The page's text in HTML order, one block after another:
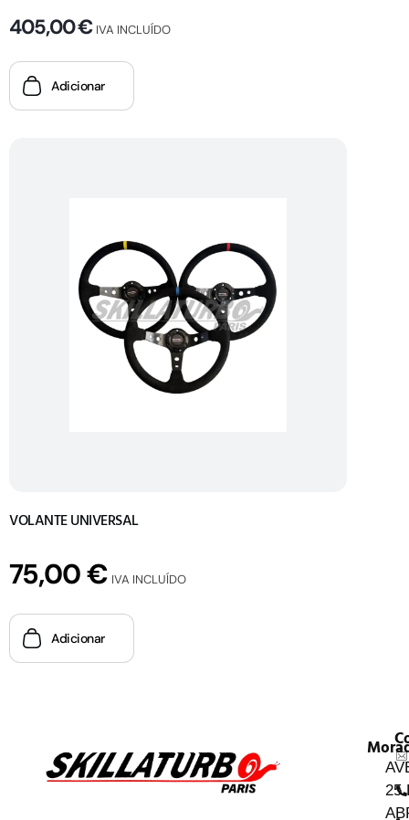
405,00€ IVA INCLUÍDO
Adicionar
VOLANTE UNIVERSAL
75,00€ IVA INCLUÍDO
Adicionar
25